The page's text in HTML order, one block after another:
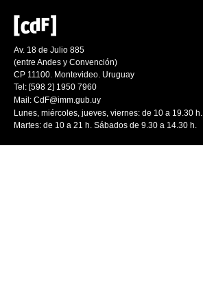
Av. 18 de Julio 885
(entre Andes y Convención)
CP 11100. Montevideo. Uruguay
Tel: [598 2] 1950 7960
Mail: CdF@imm.gub.uy
Lunes, miércoles, jueves, viernes: de 10 a 19.30 h.
Martes: de 10 a 21 h. Sábados de 9.30 a 14.30 h.